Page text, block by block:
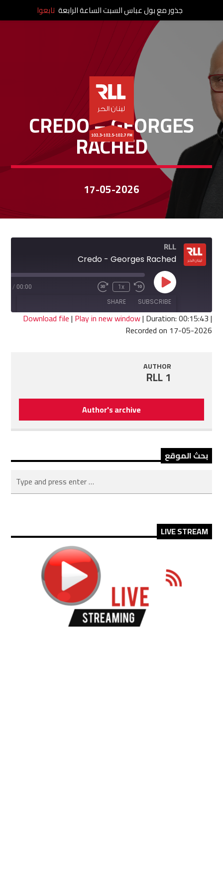
CREDO
CREDO – GEORGES
RACHED
17-05-2026
RLL
Credo - Georges Rached
Play
Episode
Rewind
10
Seconds
1x
Fast
seconds
00:00
/
SUBSCRIBE
SHARE
SHARE
Download file| Play in new window| Duration: 00:15:43|
Recorded on 17-05-2026
AUTHOR
RLL 1
Author's archive
بحث الموقع
LIVE STREAM
جذور مع بول عباس السبت الساعة الرابعة تابعوا